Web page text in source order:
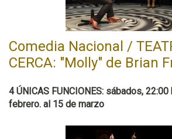
Comedia Nacional /
CERCA: "Molly" de Brian
4 ÚNICAS FUNCIONES: sábados,
febrero. al 15 de marzo